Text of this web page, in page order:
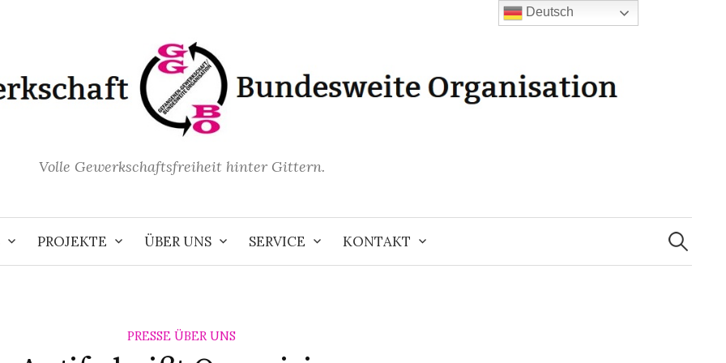
Volle Gewerkschaftsfreiheit hinter Gittern.
PROJEKTE ÜBER UNS SERVICE KONTAKT
Suchen
nach:
PRESSE ÜBER UNS
Deutsch